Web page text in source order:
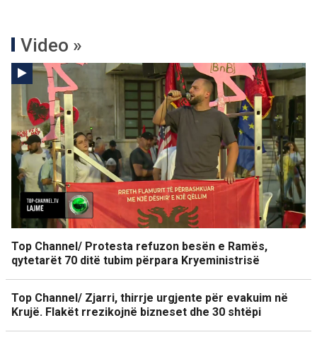
Video »
Top Channel/ Protesta refuzon besën e Ramës,
qytetarët 70 ditë tubim përpara Kryeministrisë
Top Channel/ Zjarri, thirrje urgjente për evakuim në
Krujë. Flakët rrezikojnë bizneset dhe 30 shtëpi